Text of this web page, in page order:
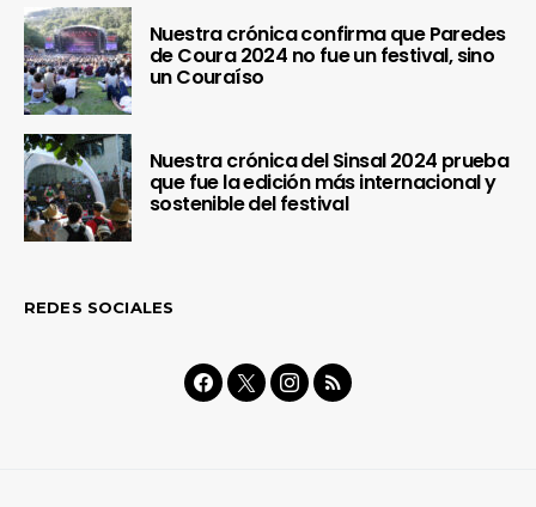
Nuestra crónica confirma que Paredes
de Coura 2024 no fue un festival, sino
un Couraíso
Nuestra crónica del Sinsal 2024 prueba
que fue la edición más internacional y
sostenible del festival
REDES SOCIALES